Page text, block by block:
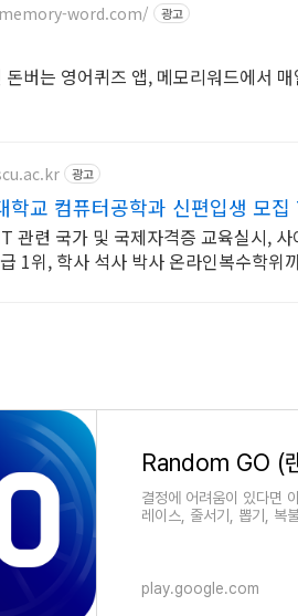
word.com/ 광고
돈버는 영어퀴즈 앱, 메모리워드에서
광고
학교 컴퓨터공학과 신편입생 모
관련 국가 및 국제자격증 교육실시, 사
1위, 학사 석사 박사 온라인복수학위
결정에 어려움이 있다면
레이스, 줄서기, 뽑기, 복
play.google.com